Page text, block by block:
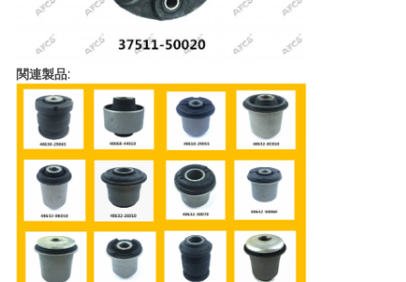
さ
い
図
プ
関連製品: